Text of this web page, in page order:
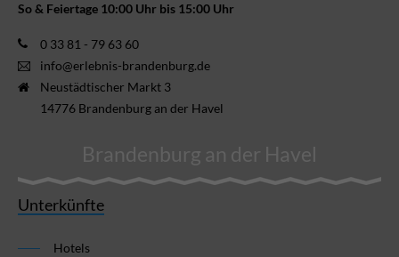
So & Feiertage 10:00 Uhr bis 15:00 Uhr
0 33 81 - 79 63 60
info@erlebnis-brandenburg.de
Neustädtischer Markt 3
14776 Brandenburg an der Havel
Brandenburg an der Havel
Unterkünfte
Hotels